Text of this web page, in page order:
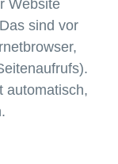
Website
sind vor
automatisch,